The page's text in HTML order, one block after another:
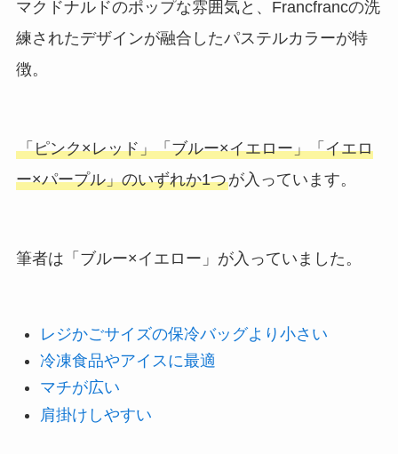
マクドナルドのポップな雰囲気と、Francfrancの洗
練されたデザインが融合したパステルカラーが特
徴。
「ピンク×レッド」「ブルー×イエロー」「イエロ
ー×パープル」のいずれか1つが入っています。
筆者は「ブルー×イエロー」が入っていました。
レジかごサイズの保冷バッグより小さい
冷凍食品やアイスに最適
マチが広い
肩掛けしやすい